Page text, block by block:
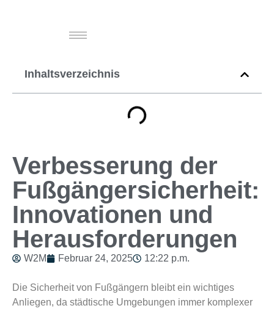
Inhaltsverzeichnis
Verbesserung der
Fußgängersicherheit:
Innovationen und
Herausforderungen
W2M Februar 24, 2025 12:22 p.m.
Die Sicherheit von Fußgängern bleibt ein wichtiges
Anliegen, da städtische Umgebungen immer komplexer